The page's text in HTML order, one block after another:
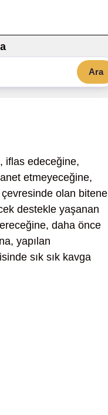
Ara
iflas edeceğine,
etmeyeceğine,
olan bitene
destekle yaşanan
daha önce
yapılan
sık sık kavga